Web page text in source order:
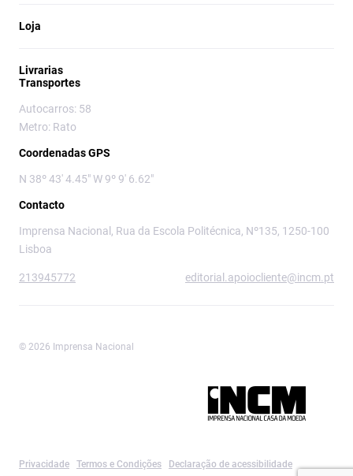
Loja
Livrarias
Transportes
Autocarros: 58
Metro: Rato
Coordenadas GPS
N 38º 43' 4.45" W 9º 9' 6.62"
Contacto
Imprensa Nacional, Rua da Escola Politécnica, Nº135, 1250-100
Lisboa
213945772 editorial.apoiocliente@incm.pt
© 2026 Imprensa Nacional
Privacidade Termos e Condições Declaração de acessibilidade